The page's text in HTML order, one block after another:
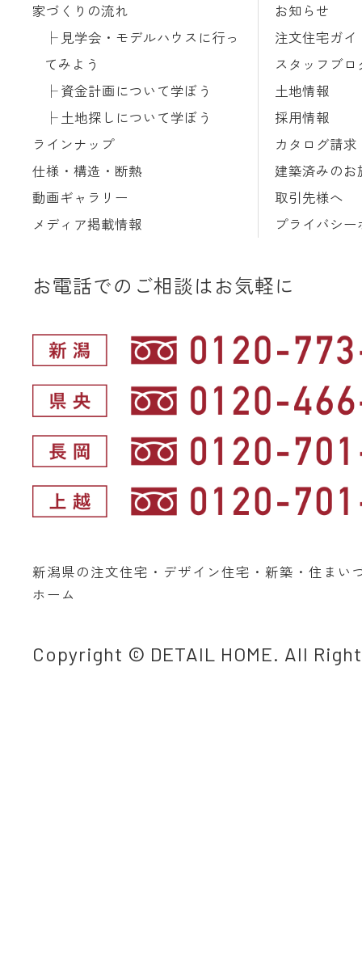
家づくりの流れ
見学会・モデルハウスに行っ
てみよう
資金計画について学ぼう
土地探しについて学ぼう
ラインナップ
仕様・構造・断熱
動画ギャラリー
メディア掲載情報
お知らせ
注文住宅ガイ
スタッフブロ
土地情報
採用情報
カタログ請求
建築済みのお
取引先様へ
プライバシー
お電話でのご相談はお気軽に
新潟県の注文住宅・デザイン住宅・新築・住まい
ホーム
Copyright © DETAIL HOME. All